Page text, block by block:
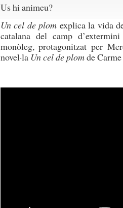
Us hi animeu?
Un cel de plom explica la vida
catalana del camp
monòleg, protagonitzat per
novel·la Un cel de plomde